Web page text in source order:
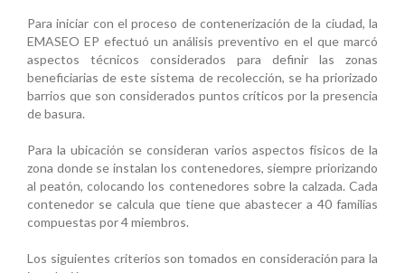
Para iniciar con el proceso de contenerización de la ciudad, la
EMASEO EP efectuó un análisis preventivo en el que marcó
aspectos técnicos considerados para definir las zonas
beneficiarias de este sistema de recolección, se ha priorizado
barrios que son considerados puntos críticos por la presencia
de basura.
Para la ubicación se consideran varios aspectos físicos de la
zona donde se instalan los contenedores, siempre priorizando
al peatón, colocando los contenedores sobre la calzada. Cada
contenedor se calcula que tiene que abastecer a 40 familias
compuestas por 4 miembros.
Los siguientes criterios son tomados en consideración para la